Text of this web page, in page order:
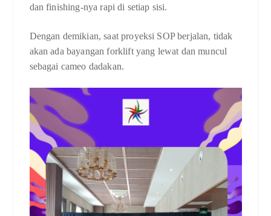
dan finishing-nya rapi di setiap sisi.
Dengan demikian, saat proyeksi SOP berjalan, tidak
akan ada bayangan forklift yang lewat dan muncul
sebagai cameo dadakan.